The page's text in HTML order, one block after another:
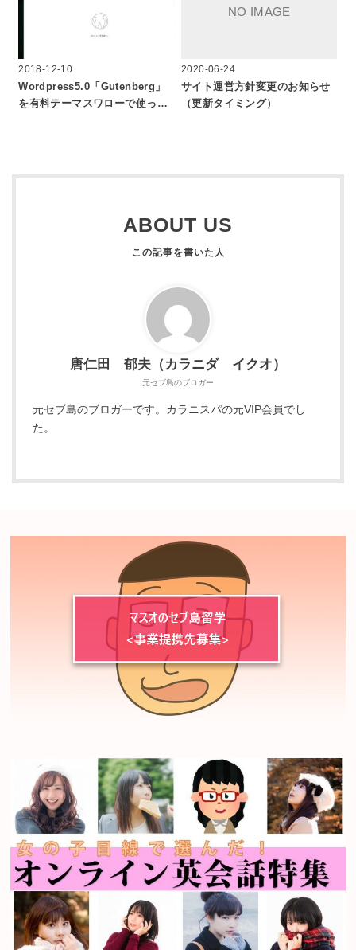
2018-12-10
Wordpress5.0「Gutenberg」
を有料テーマスワローで使っ…
2020-06-24
サイト運営方針変更のお知らせ
（更新タイミング）
ABOUT US
唐仁田 郁夫（カラニダ イクオ）
元セブ島のブロガー
元セブ島のブロガーです。カラニスパの元VIP会員でし
た。